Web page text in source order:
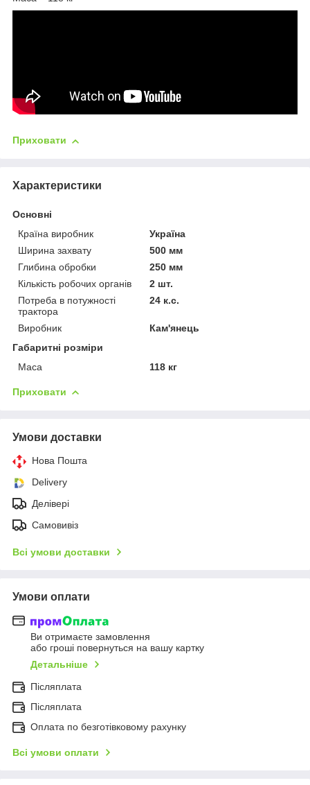
Приховати
Характеристики
Основні
Країна виробник
Україна
Ширина захвату
500 мм
Глибина обробки
250 мм
Кількість робочих органів
2 шт.
Потреба в потужності
трактора
24 к.с.
Виробник
Кам'янець
Габаритні розміри
Маса
118 кг
Приховати
Умови доставки
Нова Пошта
Delivery
Делівері
Самовивіз
Всі умови доставки
Умови оплати
Ви отримаєте замовлення
або гроші повернуться на вашу картку
Детальніше
Післяплата
Післяплата
Оплата по безготівковому рахунку
Всі умови оплати